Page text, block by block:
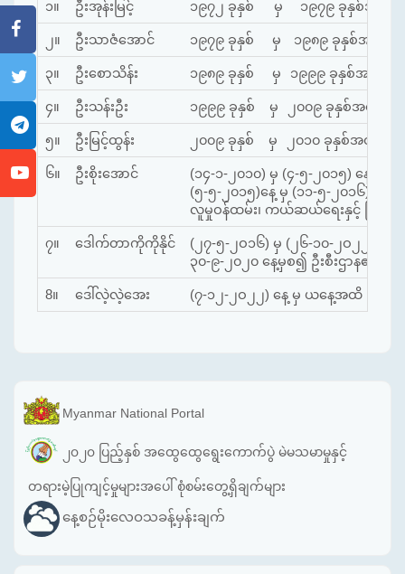
၁။ ဦးအုန်းမြင့် ၁၉၇၂ ခုနှစ် မှ ၁၉၇၉ ခုနှစ်အထိ
၂။ ဦးသာဇံအောင် ၁၉၇၉ ခုနှစ် မှ ၁၉၈၉ ခုနှစ်အထိ
၃။ ဦးစောသိန်း ၁၉၈၉ ခုနှစ် မှ ၁၉၉၉ ခုနှစ်အထိ
၄။ ဦးသန်းဦး ၁၉၉၉ ခုနှစ် မှ ၂၀၀၉ ခုနှစ်အထိ
၅။ ဦးမြင့်ထွန်း ၂၀၀၉ ခုနှစ် မှ ၂၀၁၀ ခုနှစ်အထိ (မီ
၆။ ဦးစိုးအောင်
(၁၄-၁-၂၀၁၀) မှ (၄-၅-၂၀၁၅) နေ့အထိ
(၅-၅-၂၀၁၅)နေ့ မှ (၁၁-၅-၂၀၁၆)နေ့
လူမှုဝန်ထမ်း၊ ကယ်ဆယ်ရေးနှင့် ပြန်လည်န
၇။ ဒေါက်တာကိုကိုနိုင်
(၂၇-၅-၂ဝ၁၆) မှ (၂၆-၁၀-၂ဝ၂၂) န
၃၀-၉-၂၀၂၀ နေ့မှစ၍ ဦးစီးဌာန၏ ညွှ
8။ ဒေါ်လဲ့လဲ့အေး (၇-၁၂-၂ဝ၂၂) နေ့ မှ ယနေ့အထိ
Myanmar National Portal
၂၀၂၀ ပြည့်နှစ် အထွေထွေရွေးကောက်ပွဲ မဲမသမာမှုနှင့်
တရားမဲ့ပြုကျင့်မှုများအပေါ် စုံစမ်းတွေ့ရှိချက်များ
နေ့စဉ်မိုးလေဝသခန့်မှန်းချက်